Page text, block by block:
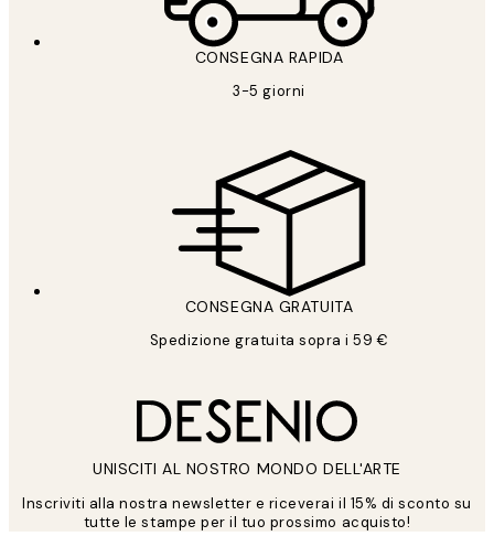
CONSEGNA RAPIDA
3-5 giorni
CONSEGNA GRATUITA
Spedizione gratuita sopra i 59 €
UNISCITI AL NOSTRO MONDO DELL'ARTE
Inscriviti alla nostra newsletter e riceverai il 15% di sconto su
tutte le stampe per il tuo prossimo acquisto!